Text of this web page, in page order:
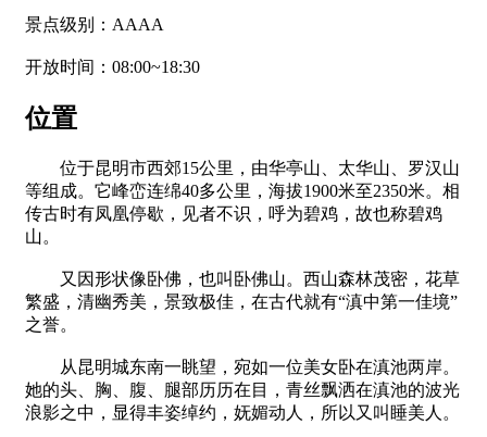
景点级别：AAAA
开放时间：08:00~18:30
位置
位于昆明市西郊15公里，由华亭山、太华山、罗汉山
等组成。它峰峦连绵40多公里，海拔1900米至2350米。相
传古时有凤凰停歇，见者不识，呼为碧鸡，故也称碧鸡
山。
又因形状像卧佛，也叫卧佛山。西山森林茂密，花草
繁盛，清幽秀美，景致极佳，在古代就有“滇中第一佳境”
之誉。
从昆明城东南一眺望，宛如一位美女卧在滇池两岸。
她的头、胸、腹、腿部历历在目，青丝飘洒在滇池的波光
浪影之中，显得丰姿绰约，妩媚动人，所以又叫睡美人。